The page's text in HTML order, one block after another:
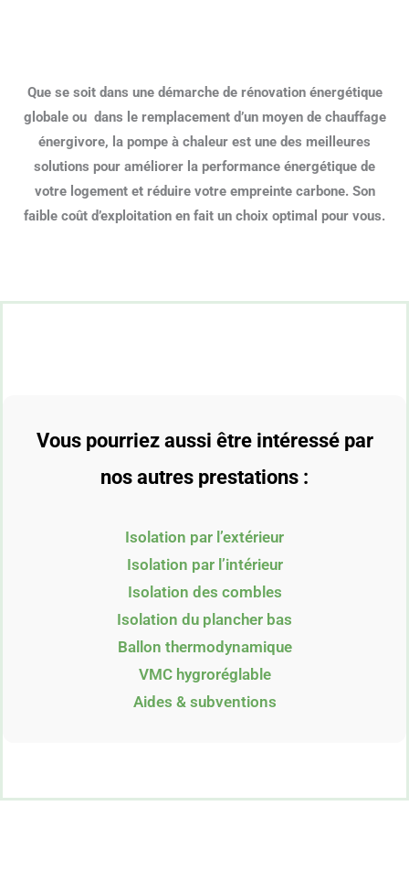
Que se soit dans une démarche de rénovation énergétique
globale ou dans le remplacement d’un moyen de chauffage
énergivore, la pompe à chaleur est une des meilleures
solutions pour améliorer la performance énergétique de
votre logement et réduire votre empreinte carbone. Son
faible coût d’exploitation en fait un choix optimal pour vous.
Vous pourriez aussi être intéressé par
nos autres prestations :
Isolation par l’extérieur
Isolation par l’intérieur
Isolation des combles
Isolation du plancher bas
Ballon thermodynamique
VMC hygroréglable
Aides & subventions